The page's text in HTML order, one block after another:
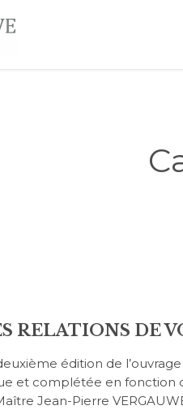
RELATIONS DE
édition de
et complétée en fonction
Jean-Pierre